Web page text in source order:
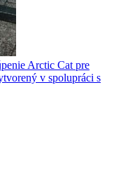
Arctic Cat pre
v spolupráci s